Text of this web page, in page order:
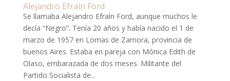
Alejandro Efraín Ford
Se llamaba Alejandro Efraín Ford, aunque muchos le
decía “Negro”. Tenía 20 años y había nacido el 1 de
marzo de 1957 en Lomas de Zamora, provincia de
buenos Aires. Estaba en pareja con Mónica Edith de
Olaso, embarazada de dos meses. Militante del
Partido Socialista de...